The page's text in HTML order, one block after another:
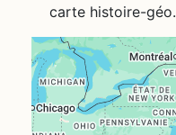
carte histoire-géo.